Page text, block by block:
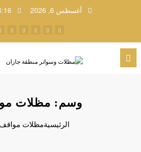
أغسطس 6, 2026 AM
وسم: مظلات
الرئيسيةمظلات مواقف